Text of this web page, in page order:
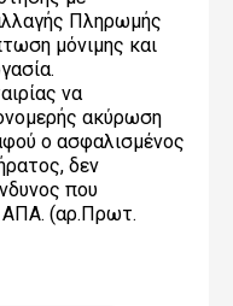
Πληρωμής
μόνιμης και
να
ακύρωση
ο ασφαλισμένος
δεν
που
ΑΠΑ. (αρ.Πρωτ.